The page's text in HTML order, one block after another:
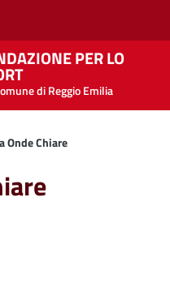
PER LO
di Reggio Emilia
Onde Chiare